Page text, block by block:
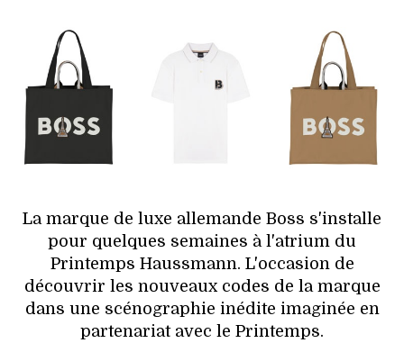
CULTURE
AUTO
LIEUX TENDANCES
BEAUTÉ
MODE DE RUE
La marque de luxe allemande Boss s'installe
pour quelques semaines à l'atrium du
Printemps Haussmann. L'occasion de
découvrir les nouveaux codes de la marque
dans une scénographie inédite imaginée en
partenariat avec le Printemps.